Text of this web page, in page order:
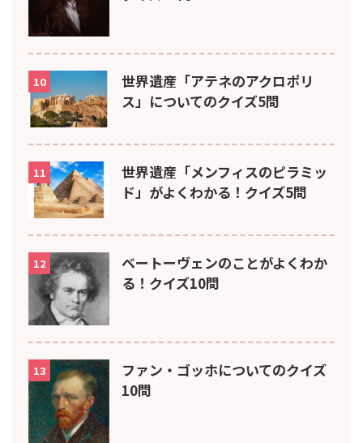
10
世界遺産「アテネのアクロポリ
ス」についてのクイズ5問
11
世界遺産「メンフィスのピラミッ
ド」がよくわかる！クイズ5問
12
ベートーヴェンのことがよくわか
る！クイズ10問
13
ファン・ゴッホについてのクイズ
10問